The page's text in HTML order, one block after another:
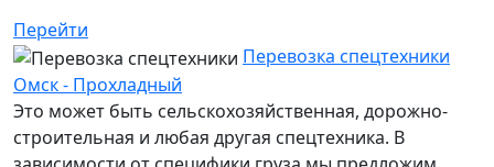
Перейти
Перевозка спецтехники
Омск - Прохладный
Это может быть сельскохозяйственная, дорожно-
строительная и любая другая спецтехника. В